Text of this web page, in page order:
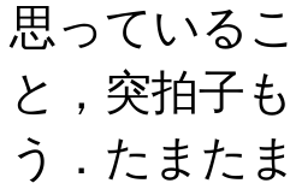
思っている
と，突拍子
う．たまた